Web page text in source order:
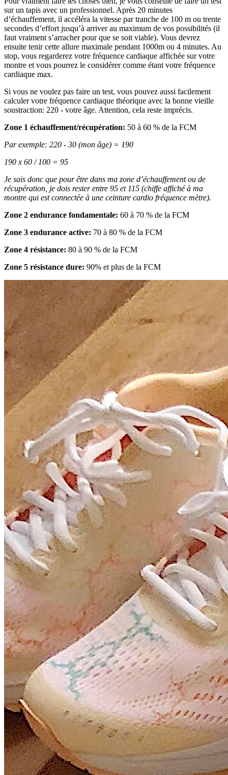
sur un tapis avec un professionnel. Après 20 minutes
d’échauffement, il accéléra la vitesse par tranche de 100 m ou trente
secondes d’effort jusqu’à arriver au maximum de vos possibilités (il
faut vraiment s’arracher pour que se soit viable). Vous devrez
ensuite tenir cette allure maximale pendant 1000m ou 4 minutes. Au
stop, vous regarderez votre fréquence cardiaque affichée sur votre
montre et vous pourrez le considérer comme étant votre fréquence
cardiaque max.
Si vous ne voulez pas faire un test, vous pouvez aussi facilement
calculer votre fréquence cardiaque théorique avec la bonne vieille
soustraction: 220 - votre âge. Attention, cela reste imprécis.
Zone 1 échauffement/récupération: 50 à 60 % de la FCM
Par exemple: 220 - 30 (mon âge) = 190
190 x 60 / 100 = 95
Je sais donc que pour être dans ma zone d’échauffement ou de
récupération, je dois rester entre 95 et 115 (chiffe affiché à ma
montre qui est connectée à une ceinture cardio fréquence mètre).
Zone 2 endurance fondamentale: 60 à 70 % de la FCM
Zone 3 endurance active: 70 à 80 % de la FCM
Zone 4 résistance: 80 à 90 % de la FCM
Zone 5 résistance dure: 90% et plus de la FCM